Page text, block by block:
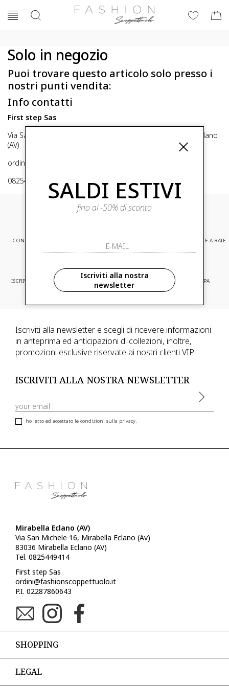
Solo in negozio
Puoi trovare questo articolo solo presso i
nostri punti vendita:
Info contatti
First step Sas
Via San Michele 16, Mirabella Eclano (Av) 83036 Mirabella Eclano
(AV)
ordini@fashionscoppettuolo.it
0825449414
CONSEGNA EXPRESS PAGAMENTI SICURI E A RATE
ISCRIVITI ED ACCEDI A PROMOZIONI
RISERVATE
CONSEGNA IN TUTTA EUROPA
Iscriviti alla newsletter e scegli di ricevere informazioni
in anteprima ed anticipazioni di collezioni, inoltre,
promozioni esclusive riservate ai nostri clienti VIP
ISCRIVITI ALLA NOSTRA NEWSLETTER
ho letto ed accettato le condizioni sulla privacy.
Mirabella Eclano (AV)
Via San Michele 16, Mirabella Eclano (Av)
83036 Mirabella Eclano (AV)
Tel. 0825449414
First step Sas
ordini@fashionscoppettuolo.it
P.I. 02287860643
SHOPPING
LEGAL
SALDI ESTIVI
fino al -50% di sconto
Iscriviti alla nostra
newsletter